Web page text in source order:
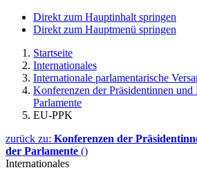
Direkt zum Hauptinhalt springen
Direkt zum Hauptmenü springen
Startseite
Internationales
Internationale parlamentarische
Konferenzen der Präsidentinnen und
Parlamente
EU-PPK
zurück zu: Konferenzen der
der Parlamente ()
Internationales